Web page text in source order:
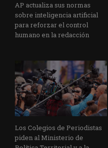
AP actualiza sus normas
sobre inteligencia artificial
para reforzar el control
humano en la redacción
Los Colegios de Periodistas
piden al Ministerio de